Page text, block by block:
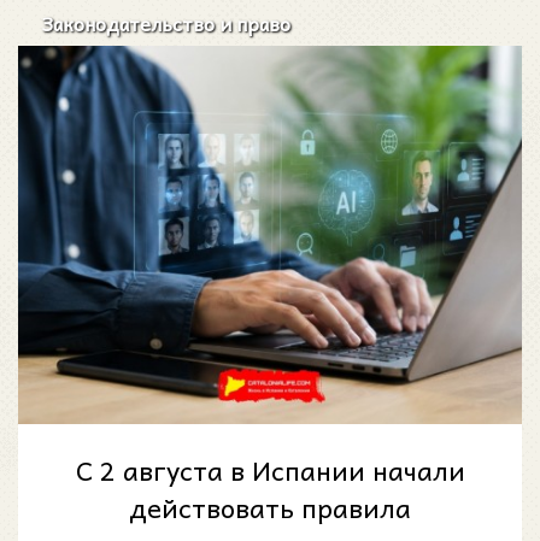
Законодательство и право
С 2 августа в Испании начали
действовать правила